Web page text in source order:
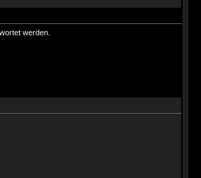
werden.